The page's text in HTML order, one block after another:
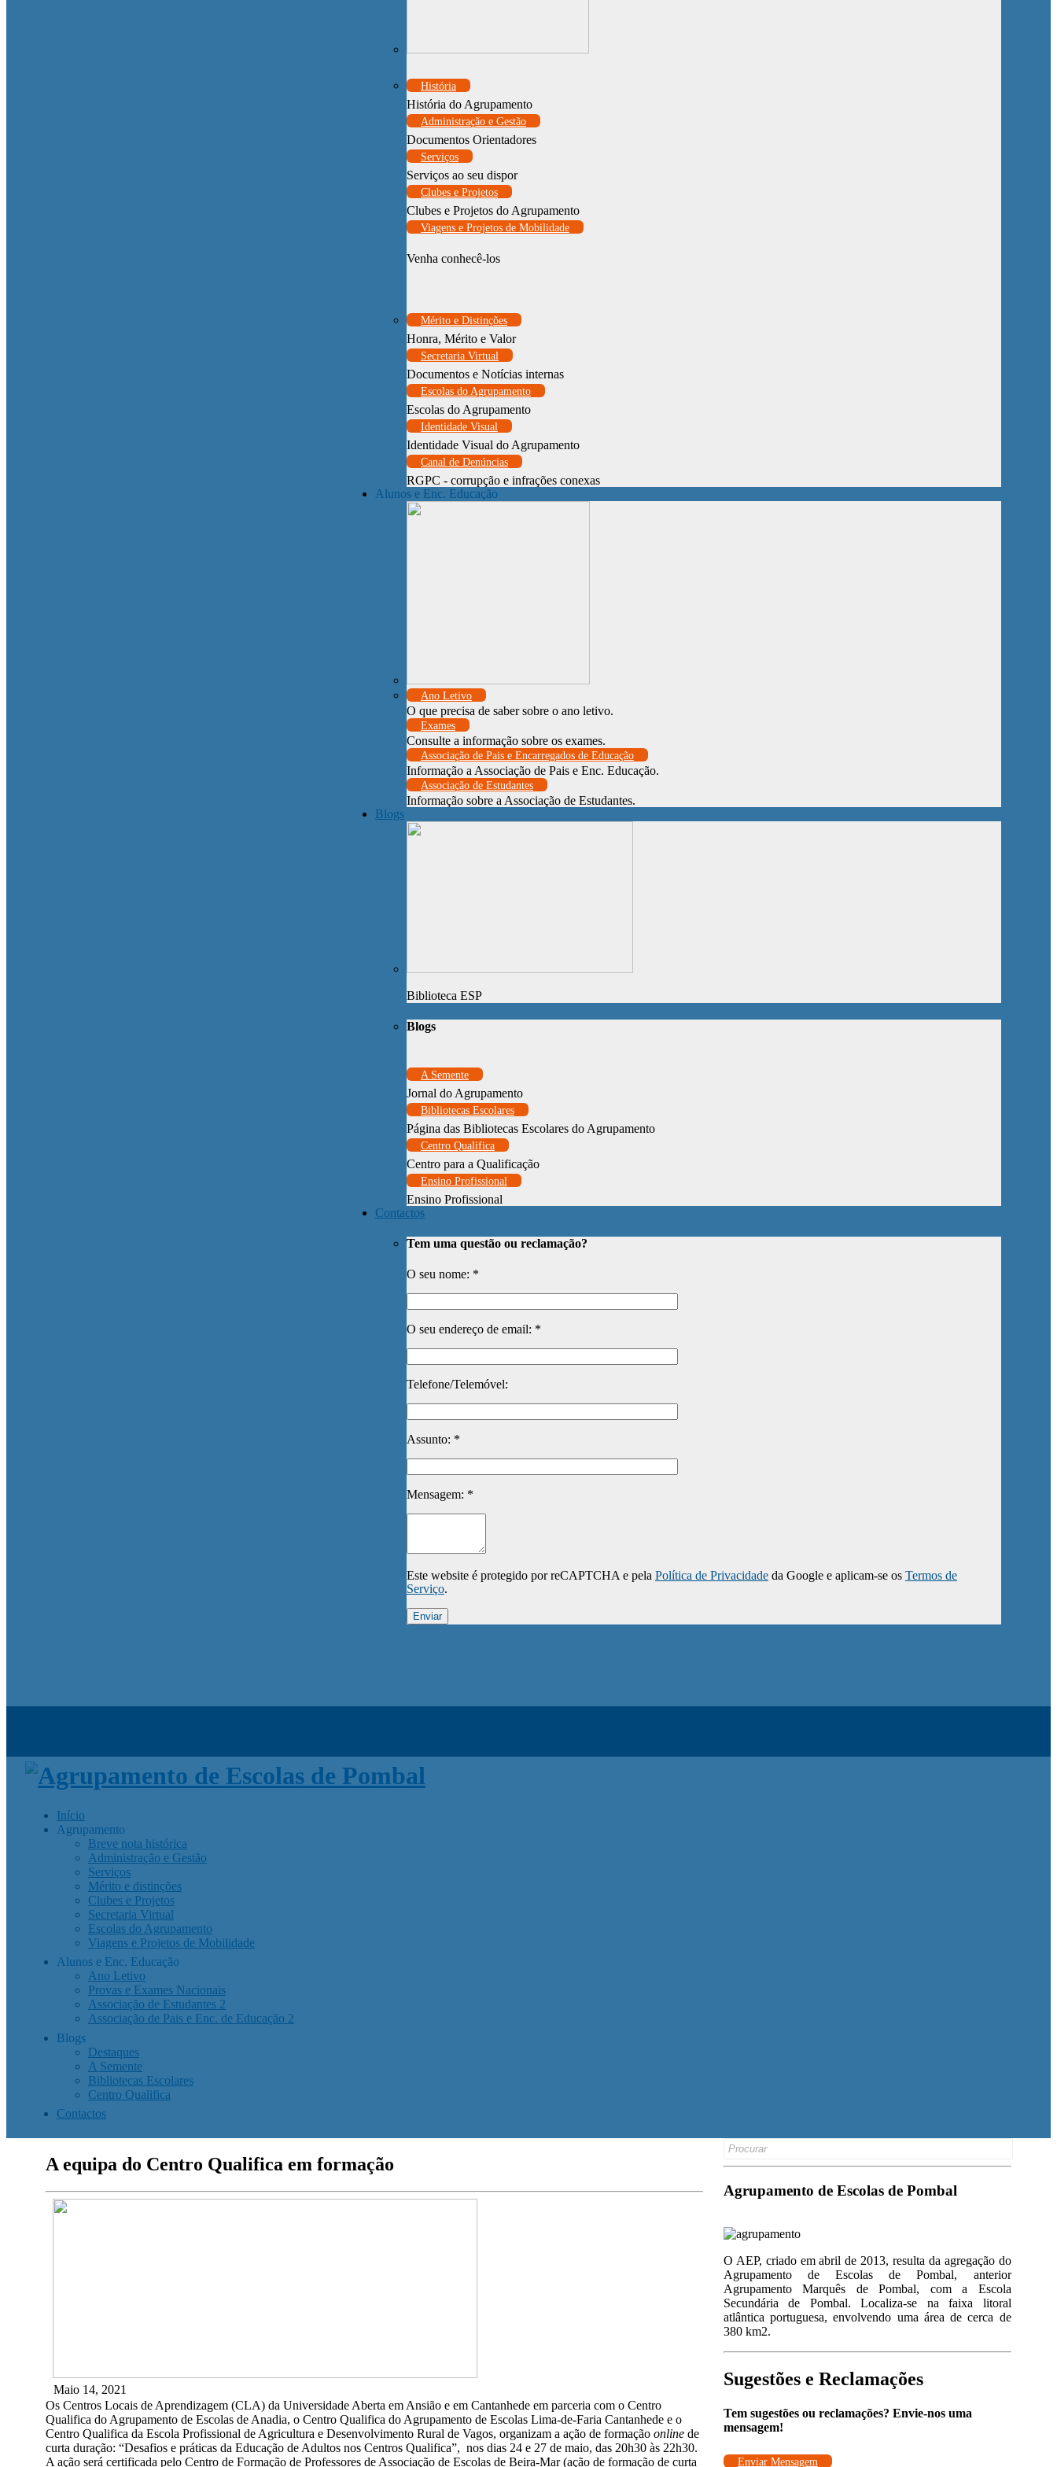
História
História do Agrupamento
Administração e Gestão
Documentos Orientadores
Serviços
Serviços ao seu dispor
Clubes e Projetos
Clubes e Projetos do Agrupamento
Viagens e Projetos de Mobilidade
Venha conhecê-los
Mérito e Distinções
Honra, Mérito e Valor
Secretaria Virtual
Documentos e Notícias internas
Escolas do Agrupamento
Escolas do Agrupamento
Identidade Visual
Identidade Visual do Agrupamento
Canal de Denúncias
RGPC - corrupção e infrações conexas
Alunos e Enc. Educação
Ano Letivo
O que precisa de saber sobre o ano letivo.
Exames
Consulte a informação sobre os exames.
Associação de Pais e Encarregados de Educação
Informação a Associação de Pais e Enc. Educação.
Associação de Estudantes
Informação sobre a Associação de Estudantes.
Blogs
Biblioteca ESP
Blogs
A Semente
Jornal do Agrupamento
Bibliotecas Escolares
Página das Bibliotecas Escolares do Agrupamento
Centro Qualifica
Centro para a Qualificação
Ensino Profissional
Ensino Profissional
Contactos
Tem uma questão ou reclamação?
O seu nome: *
O seu endereço de email: *
Telefone/Telemóvel:
Assunto: *
Mensagem: *
Este website é protegido por reCAPTCHA e pela Política de Privacidadeda Google e aplicam-se os Termos de
Serviço.
Início
Agrupamento
Breve nota histórica
Administração e Gestão
Serviços
Mérito e distinções
Clubes e Projetos
Secretaria Virtual
Escolas do Agrupamento
Viagens e Projetos de Mobilidade
Alunos e Enc. Educação
Ano Letivo
Provas e Exames Nacionais
Associação de Estudantes 2
Associação de Pais e Enc. de Educação 2
Blogs
Destaques
A Semente
Bibliotecas Escolares
Centro Qualifica
Contactos
A equipa do Centro Qualifica em formação
Maio 14, 2021
Os Centros Locais de Aprendizagem (CLA) da Universidade Aberta em Ansião e em Cantanhede em parceria com o Centro
Qualifica do Agrupamento de Escolas de Anadia, o Centro Qualifica do Agrupamento de Escolas Lima-de-Faria Cantanhede e o
Centro Qualifica da Escola Profissional de Agricultura e Desenvolvimento Rural de Vagos, organizam a ação de formaçãoonline de
curta duração: “Desafios e práticas da Educação de Adultos nos Centros Qualifica”, nos dias 24 e 27 de maio, das 20h30 às 22h30.
A ação será certificada pelo Centro de Formação de Professores de Associação de Escolas de Beira-Mar (ação de formação de curta
Search
Agrupamento de Escolas de Pombal
O AEP, criado em abril de 2013, resulta da agregação do
Agrupamento de Escolas de Pombal, anterior
Agrupamento Marquês de Pombal, com a Escola
Secundária de Pombal. Localiza-se na faixa litoral
atlântica portuguesa, envolvendo uma área de cerca de
380 km2.
Sugestões e Reclamações
Tem sugestões ou reclamações? Envie-nos uma
mensagem!
Enviar Mensagem